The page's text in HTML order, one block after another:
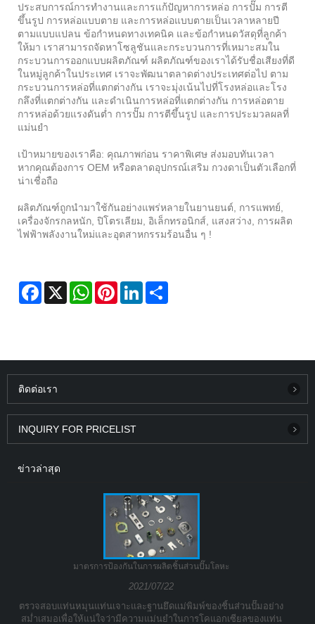
ประสบการณ์การทำงานและการแก้ปัญหาการหล่อ การปั๊ม การตี
ขึ้นรูป การหล่อแบบตาย และการหล่อแบบตายเป็นเวลาหลายปี
ตามแบบแปลน ข้อกำหนดทางเทคนิค และข้อกำหนดวัสดุที่ลูกค้า
ให้มา เราสามารถจัดหาโซลูชันและกระบวนการที่เหมาะสมใน
กระบวนการออกแบบผลิตภัณฑ์ ผลิตภัณฑ์ของเราได้รับชื่อเสียงที่ดี
ในหมู่ลูกค้าในประเทศ เราจะพัฒนาตลาดต่างประเทศต่อไป ตาม
กระบวนการหล่อที่แตกต่างกัน เราจะมุ่งเน้นไปที่โรงหล่อและโรง
กลึงที่แตกต่างกัน และดำเนินการหล่อที่แตกต่างกัน การหล่อตาย
การหล่อด้วยแรงดันต่ำ การปั๊ม การตีขึ้นรูป และการประมวลผลที่
แม่นยำ
เป้าหมายของเราคือ: คุณภาพก่อน ราคาพิเศษ ส่งมอบทันเวลา
หากคุณต้องการ OEM หรือตลาดอุปกรณ์เสริม กวงดาเป็นตัวเลือกที่
น่าเชื่อถือ
ผลิตภัณฑ์ถูกนำมาใช้กันอย่างแพร่หลายในยานยนต์, การแพทย์,
เครื่องจักรกลหนัก, ปิโตรเลียม, อิเล็กทรอนิกส์, แสงสว่าง, การผลิต
ไฟฟ้าพลังงานใหม่และอุตสาหกรรมร้อนอื่น ๆ !
Facebook
X WhatsAppPinterestLinkedIn
ติดต่อเรา
INQUIRY FOR PRICELIST
ข่าวล่าสุด
มาตรการป้องกันในการผลิตชิ้นส่วนปั๊มโลหะ
2021/07/22
ตรวจสอบแท่นหมุนแท่นเจาะและฐานยึดแม่พิมพ์ของชิ้นส่วนปั๊มอย่าง
สม่ำเสมอเพื่อให้แน่ใจว่ามีความแม่นยำในการโคแอกเซียลของแท่น